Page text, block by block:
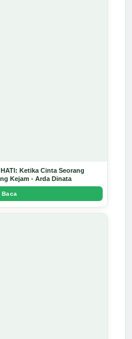
Ketika Cinta Seorang
Kejam - Arda Dinata